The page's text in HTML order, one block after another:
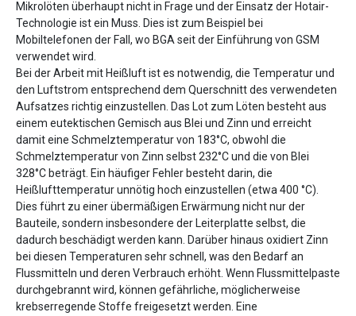
Mikrolöten überhaupt nicht in Frage und der Einsatz der Hotair-
Technologie ist ein Muss. Dies ist zum Beispiel bei
Mobiltelefonen der Fall, wo BGA seit der Einführung von GSM
verwendet wird.
Bei der Arbeit mit Heißluft ist es notwendig, die Temperatur und
den Luftstrom entsprechend dem Querschnitt des verwendeten
Aufsatzes richtig einzustellen. Das Lot zum Löten besteht aus
einem eutektischen Gemisch aus Blei und Zinn und erreicht
damit eine Schmelztemperatur von 183°C, obwohl die
Schmelztemperatur von Zinn selbst 232°C und die von Blei
328°C beträgt. Ein häufiger Fehler besteht darin, die
Heißlufttemperatur unnötig hoch einzustellen (etwa 400 °C).
Dies führt zu einer übermäßigen Erwärmung nicht nur der
Bauteile, sondern insbesondere der Leiterplatte selbst, die
dadurch beschädigt werden kann. Darüber hinaus oxidiert Zinn
bei diesen Temperaturen sehr schnell, was den Bedarf an
Flussmitteln und deren Verbrauch erhöht. Wenn Flussmittelpaste
durchgebrannt wird, können gefährliche, möglicherweise
krebserregende Stoffe freigesetzt werden. Eine